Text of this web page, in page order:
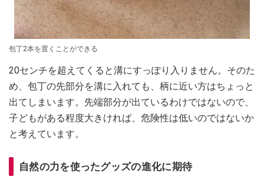
包丁2本を置くことができる
20センチを超えてくると溝にすっぽり入りません。そのた
め、包丁の先部分を溝に入れても、柄に近い方はちょっと
出てしまいます。先端部分が出ているわけではないので、
子どもがある程度大きければ、危険性は低いのではないか
と考えています。
自然の力を使ったグッズの進化に期待